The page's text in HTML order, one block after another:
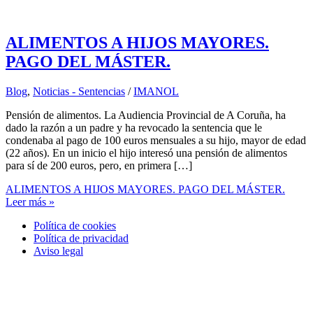
ALIMENTOS A HIJOS MAYORES.
PAGO DEL MÁSTER.
Blog, Noticias - Sentencias /IMANOL
Pensión de alimentos. La Audiencia Provincial de A Coruña, ha
dado la razón a un padre y ha revocado la sentencia que le
condenaba al pago de 100 euros mensuales a su hijo, mayor de edad
(22 años). En un inicio el hijo interesó una pensión de alimentos
para sí de 200 euros, pero, en primera […]
ALIMENTOS A HIJOS MAYORES. PAGO DEL MÁSTER.
Leer más »
Política de cookies
Política de privacidad
Aviso legal